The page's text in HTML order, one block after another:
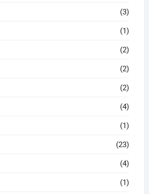
(3)
(1)
(2)
(2)
(2)
(4)
(1)
(23)
(4)
(1)